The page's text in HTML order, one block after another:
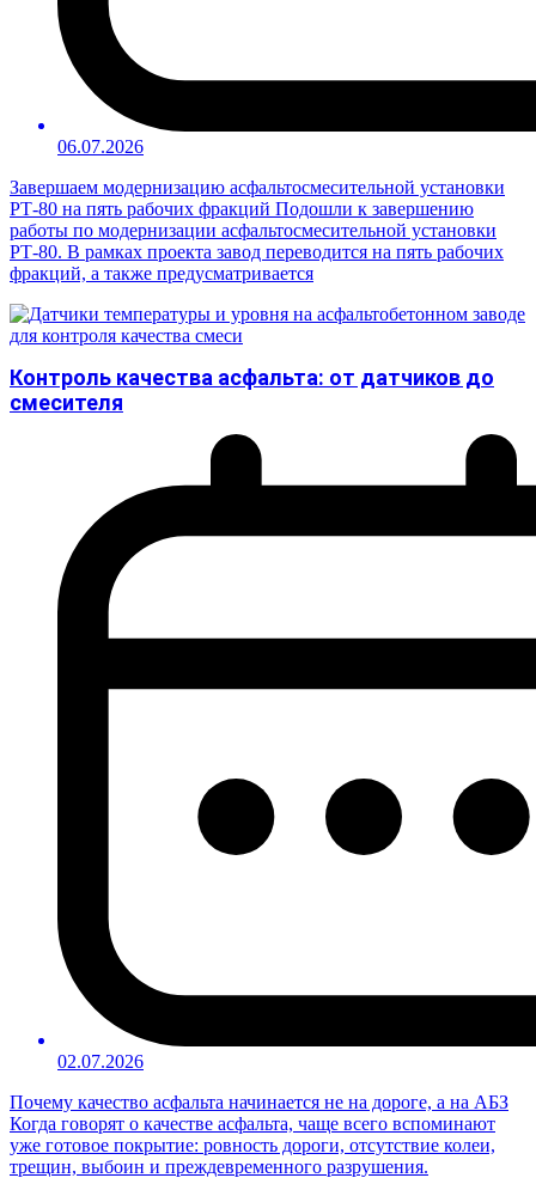
06.07.2026
Завершаем модернизацию асфальтосмесительной установки
РТ-80 на пять рабочих фракций Подошли к завершению
работы по модернизации асфальтосмесительной установки
РТ-80. В рамках проекта завод переводится на пять рабочих
фракций, а также предусматривается
Контроль качества асфальта: от датчиков до
смесителя
02.07.2026
Почему качество асфальта начинается не на дороге, а на АБЗ
Когда говорят о качестве асфальта, чаще всего вспоминают
уже готовое покрытие: ровность дороги, отсутствие колеи,
трещин, выбоин и преждевременного разрушения.